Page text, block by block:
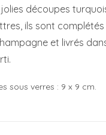
découpes
ils sont
et livrés
sous verres : 9 x 9 cm.